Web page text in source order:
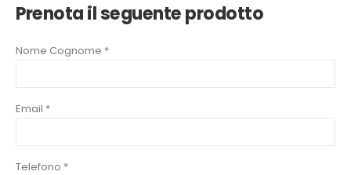
Prenota il seguente prodotto
Nome Cognome *
Email *
Telefono *